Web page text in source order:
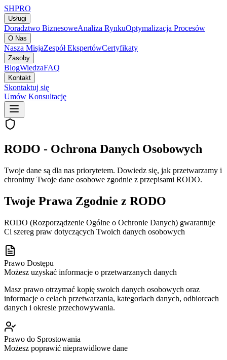
SHPRO
Usługi
Doradztwo BiznesoweAnaliza RynkuOptymalizacja Procesów
O Nas
Nasza MisjaZespół EkspertówCertyfikaty
Zasoby
BlogWiedzaFAQ
Kontakt
Skontaktuj się
Umów Konsultację
RODO - Ochrona Danych Osobowych
Twoje dane są dla nas priorytetem. Dowiedz się, jak przetwarzamy i
chronimy Twoje dane osobowe zgodnie z przepisami RODO.
Twoje Prawa Zgodnie z RODO
RODO (Rozporządzenie Ogólne o Ochronie Danych) gwarantuje
Ci szereg praw dotyczących Twoich danych osobowych
Prawo Dostępu
Możesz uzyskać informacje o przetwarzanych danych
Masz prawo otrzymać kopię swoich danych osobowych oraz
informacje o celach przetwarzania, kategoriach danych, odbiorcach
danych i okresie przechowywania.
Prawo do Sprostowania
Możesz poprawić nieprawidłowe dane